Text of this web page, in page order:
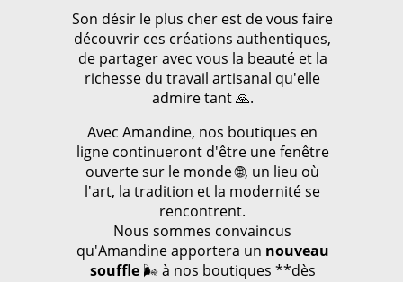
Son désir le plus cher est de vous faire
découvrir ces créations authentiques,
de partager avec vous la beauté et la
richesse du travail artisanal qu'elle
admire tant 🙏.
Avec Amandine, nos boutiques en
ligne continueront d'être une fenêtre
ouverte sur le monde 🌐, un lieu où
l'art, la tradition et la modernité se
rencontrent.
Nous sommes convaincus
qu'Amandine apportera un nouveau
souffle🌬️ à nos boutiques **dès